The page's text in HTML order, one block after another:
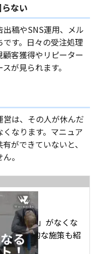
ない
稿やSNS運用、メル
す。日々の受注処理
客獲得やリピーター
が見られます。
は、その人が休んだ
なります。マニュア
ができていないと、
。
れない…」がなくな
！具体的な施策も紹